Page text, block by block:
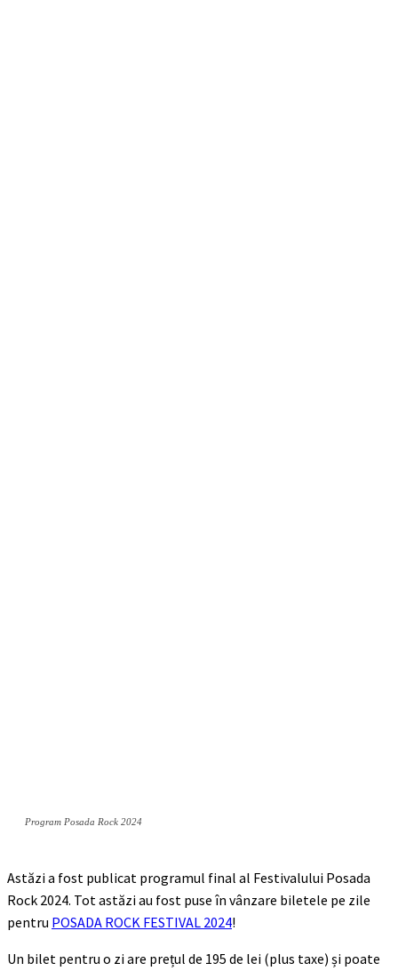
Program Posada Rock 2024
Astăzi a fost publicat programul final al Festivalului Posada
Rock 2024. Tot astăzi au fost puse în vânzare biletele pe zile
pentru POSADA ROCK FESTIVAL 2024!
Un bilet pentru o zi are prețul de 195 de lei (plus taxe) și poate